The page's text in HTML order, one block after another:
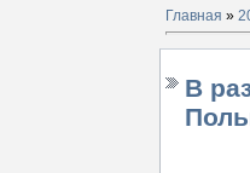
Главная »
В